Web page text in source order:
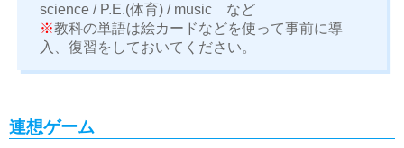
science / P.E.(体育) / music など
※教科の単語は絵カードなどを使って事前に導
入、復習をしておいてください。
連想ゲーム